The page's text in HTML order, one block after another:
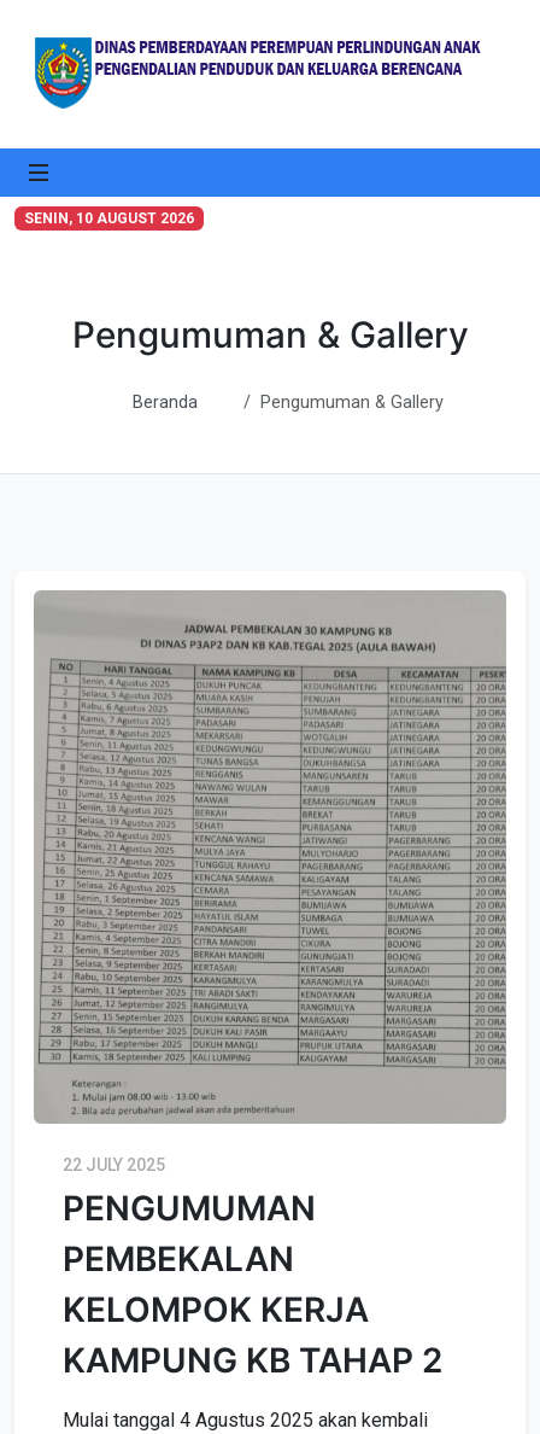
SENIN , 10 AUGUST 2026
Pengumuman & Gallery
Beranda Pengumuman & Gallery
22 JULY 2025
PENGUMUMAN
PEMBEKALAN
KELOMPOK KERJA
KAMPUNG KB TAHAP 2
Mulai tanggal 4 Agustus 2025 akan kembali